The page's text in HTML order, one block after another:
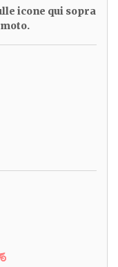
icone qui sopra